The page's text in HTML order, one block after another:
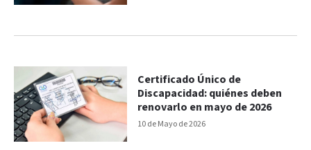
10 de Mayo de 2026
Certificado Único de
Discapacidad: quiénes deben
renovarlo en mayo de 2026